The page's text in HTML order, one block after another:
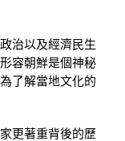
治以及經濟民生
容朝鮮是個神秘
了解當地文化的
更著重背後的歷